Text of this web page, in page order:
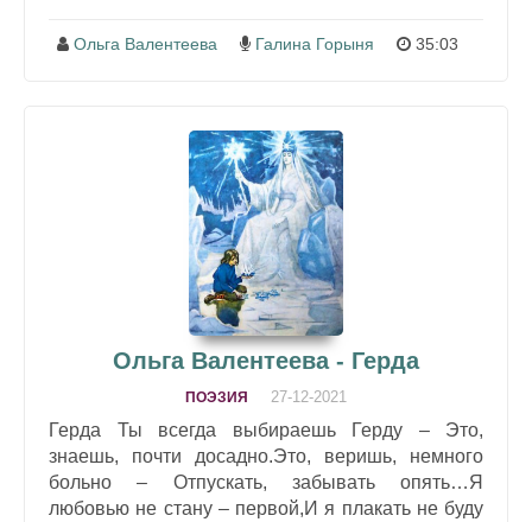
Ольга Валентеева Галина Горыня 35:03
Ольга Валентеева - Герда
ПОЭЗИЯ 27-12-2021
Герда Ты всегда выбираешь Герду – Это,
знаешь, почти досадно.Это, веришь, немного
больно – Отпускать, забывать опять…Я
любовью не стану – первой,И я плакать не буду